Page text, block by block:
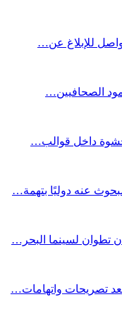
للإبلاغ عن…
الصحافيين…
عنه دوليًا بتهمة…
تصريحات واتهامات…